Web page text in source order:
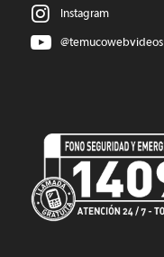
Instagram
@temucowebvideos